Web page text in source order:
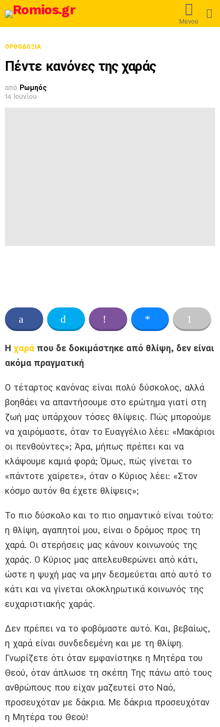
Μενού
ΟΡΘΟΔΟΞΊΑ
Πέντε κανόνες της χαράς
από Ρωμηός
14 Ιουνίου
Η χαρά που δε δοκιμάστηκε από θλίψη, δεν είναι
ακόμα πραγματική
Ο τέταρτος κανόνας είναι πολύ δύσκολος, αλλά
βοηθάει να απαντήσουμε στο ερώτημα γιατί στη
ζωή μας υπάρχουν τόσες θλίψεις. Πώς μπορούμε
να χαιρόμαστε, όταν το Ευαγγέλιο λέει: «Μακάριοι
οι πενθούντες»; Άρα, μήπως πρέπει και να
κλάψουμε καμιά φορά; Όμως, πώς γίνεται το
«πάντοτε χαίρετε», όταν ο Κύριος λέει: «Στον
κόσμο αυτόν θα έχετε θλίψεις»;
Το πιο δύσκολο και το πιο σημαντικό είναι τούτο:
η θλίψη, αγαπητοί μου, είναι ο δρόμος προς τη
χαρά. Οι στερήσεις μας κάνουν κοινωνούς της
χαράς. Ο Κύριος μας απελευθερώνει από κάτι,
ώστε η ψυχή μας να μην δεσμεύεται από αυτό το
κάτι και να γίνεται ολοκληρωτικά κοινωνός της
ευχαριστιακής χαράς.
Δεν πρέπει να το φοβόμαστε αυτό. Και, βεβαίως,
η χαρά είναι συνδεδεμένη και με τη θλίψη.
Γνωρίζετε ότι όταν εμφανίστηκε η Μητέρα του
Θεού, όταν άπλωσε τη σκέπη Της πάνω από τους
ανθρώπους που είχαν μαζευτεί στο Ναό,
προσευχόταν με δάκρια. Με δάκρια προσευχόταν
η Μητέρα του Θεού!